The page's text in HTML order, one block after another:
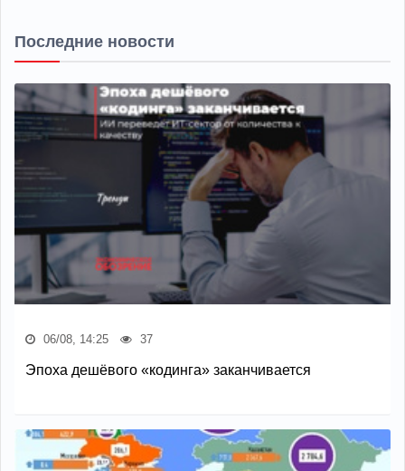
Последние новости
06/08, 14:25 37
Эпоха дешёвого «кодинга» заканчивается